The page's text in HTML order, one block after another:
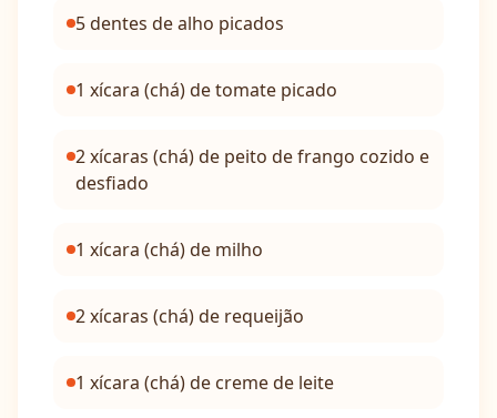
5 dentes de alho picados
1 xícara (chá) de tomate picado
2 xícaras (chá) de peito de frango cozido e
desfiado
1 xícara (chá) de milho
2 xícaras (chá) de requeijão
1 xícara (chá) de creme de leite